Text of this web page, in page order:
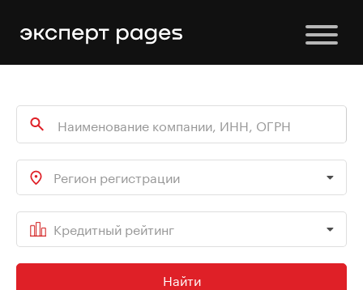
Регион регистрации
Кредитный рейтинг
Найти